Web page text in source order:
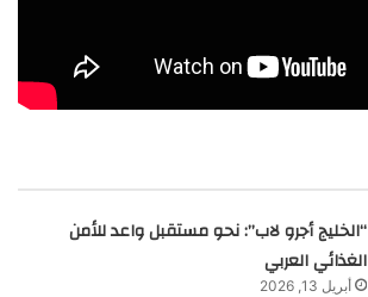
“الخليج أجرو لاب”: نحو مستقبل واعد للأمن
الغذائي العربي
أبريل 13, 2026